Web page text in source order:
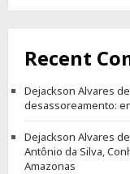
Recent
Dejackson Alvares
desassoreamento:
Dejackson Alvares
Antônio da Silva,
Amazonas